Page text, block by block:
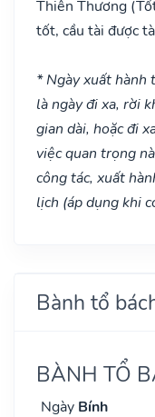
Thiên Thương
tốt, cầu tài được
* Ngày xuất hành
là ngày đi xa, rời
gian dài, hoặc đi
việc quan trọng
công tác, xuất
lịch (áp dụng khi
Bành tổ
BÀNH TỔ
Ngày Bính